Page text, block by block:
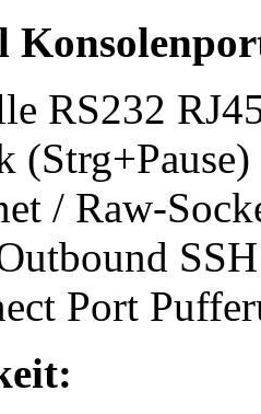
RS232
/ Raw-
SSH
Port